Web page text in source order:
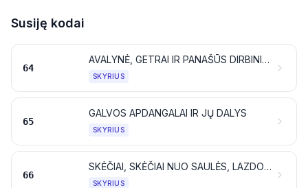
Susiję kodai
64
AVALYNĖ, GETRAI IR PANAŠŪS DIRBINIAI; TOKIŲ DIRBINIŲ DALYS
SKYRIUS
65
GALVOS APDANGALAI IR JŲ DALYS
SKYRIUS
66
SKĖČIAI, SKĖČIAI NUO SAULĖS, LAZDOS, LAZDOS-SĖDYNĖS, VYTINIAI, BOTAGAI IR JŲ DALYS
SKYRIUS